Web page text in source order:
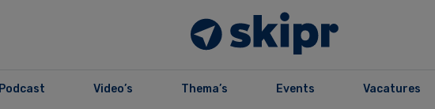
Podcast Video’s Thema’s Events Vacatures